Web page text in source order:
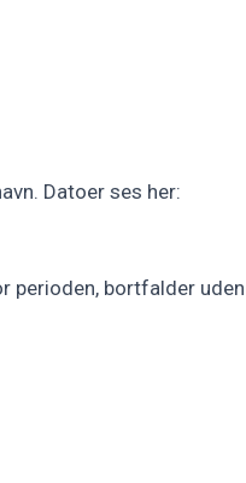
Datoer ses her:
perioden, bortfalder